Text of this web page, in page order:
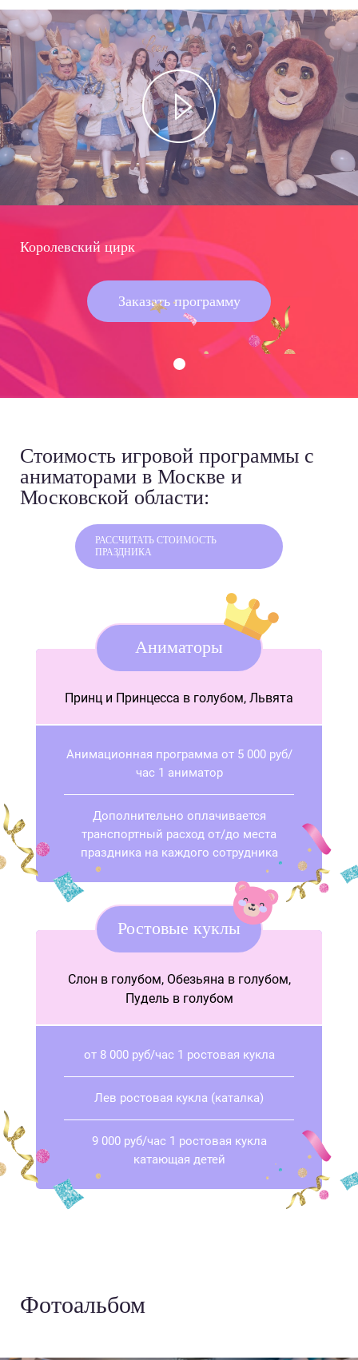
Королевский цирк
Заказать программу
Стоимость игровой программы с
аниматорами в Москве и
Московской области:
РАССЧИТАТЬ СТОИМОСТЬ
ПРАЗДНИКА
Аниматоры
Принц и Принцесса в голубом, Львята
Анимационная программа от 5 000 руб/
час 1 аниматор
Дополнительно оплачивается
транспортный расход от/до места
праздника на каждого сотрудника
Ростовые куклы
Слон в голубом, Обезьяна в голубом,
Пудель в голубом
от 8 000 руб/час 1 ростовая кукла
Лев ростовая кукла (каталка)
9 000 руб/час 1 ростовая кукла
катающая детей
Фотоальбом